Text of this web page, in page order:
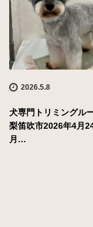
2026.5.8
犬専門トリミングル
梨笛吹市2026年4月
月…